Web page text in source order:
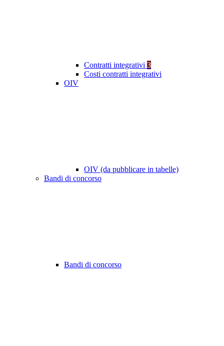
Contratti integrativi 3
Costi contratti integrativi
OIV
OIV (da pubblicare in tabelle)
Bandi di concorso
Bandi di concorso